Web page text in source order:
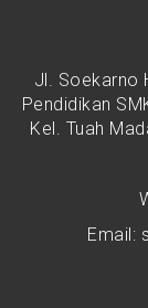
Jl. Soekarno
Pendidikan
Kel. Tuah
Email: